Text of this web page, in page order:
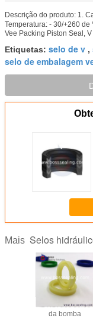
Descrição do produto: 1.
Temperatura: - 30/+260
Vee Packing Piston Seal,
Etiquetas: selo de v ,
selo de embalagem
Mais Selos
IDI ISI dos selos
da bomba